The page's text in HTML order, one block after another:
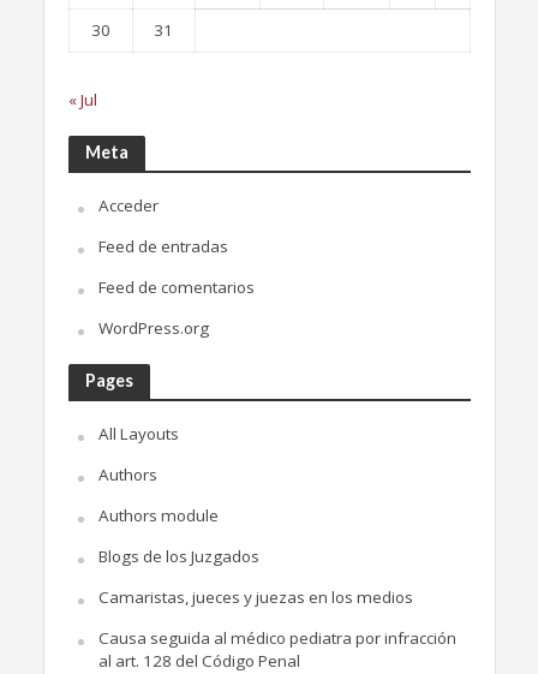
30
31
« Jul
Meta
Acceder
Feed de entradas
Feed de comentarios
WordPress.org
Pages
All Layouts
Authors
Authors module
Blogs de los Juzgados
Camaristas, jueces y juezas en los medios
Causa seguida al médico pediatra por infracción
al art. 128 del Código Penal